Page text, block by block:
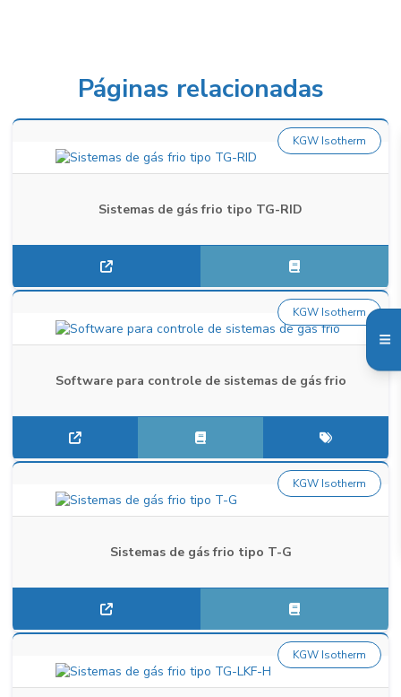
Páginas relacionadas
Sistemas de gás frio tipo TG-RID
KGW Isotherm
Software para controle de sistemas de gás frio
KGW Isotherm
Sistemas de gás frio tipo T-G
KGW Isotherm
KGW Isotherm